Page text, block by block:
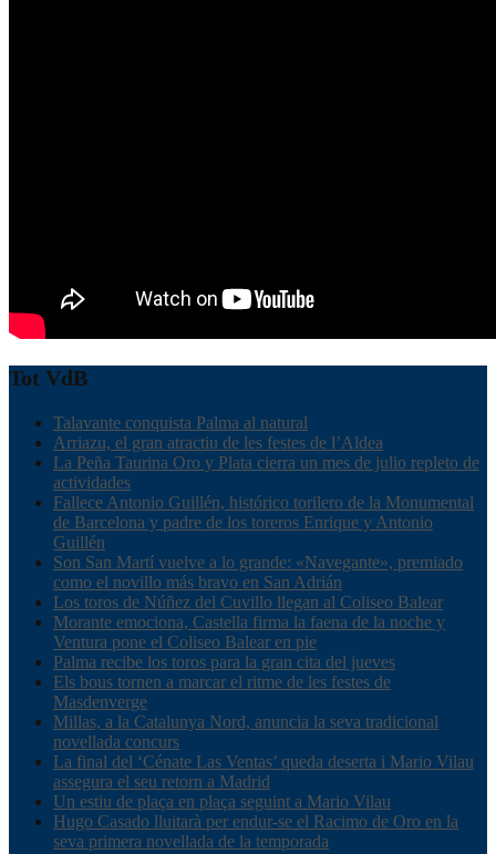
Tot VdB
Talavante conquista Palma al natural
Arriazu, el gran atractiu de les festes de l’Aldea
La Peña Taurina Oro y Plata cierra un mes de julio repleto de
actividades
Fallece Antonio Guillén, histórico torilero de la Monumental
de Barcelona y padre de los toreros Enrique y Antonio
Guillén
Son San Martí vuelve a lo grande: «Navegante», premiado
como el novillo más bravo en San Adrián
Los toros de Núñez del Cuvillo llegan al Coliseo Balear
Morante emociona, Castella firma la faena de la noche y
Ventura pone el Coliseo Balear en pie
Palma recibe los toros para la gran cita del jueves
Els bous tornen a marcar el ritme de les festes de
Masdenverge
Millas, a la Catalunya Nord, anuncia la seva tradicional
novellada concurs
La final del ‘Cénate Las Ventas’ queda deserta i Mario Vilau
assegura el seu retorn a Madrid
Un estiu de plaça en plaça seguint a Mario Vilau
Hugo Casado lluitarà per endur-se el Racimo de Oro en la
seva primera novellada de la temporada